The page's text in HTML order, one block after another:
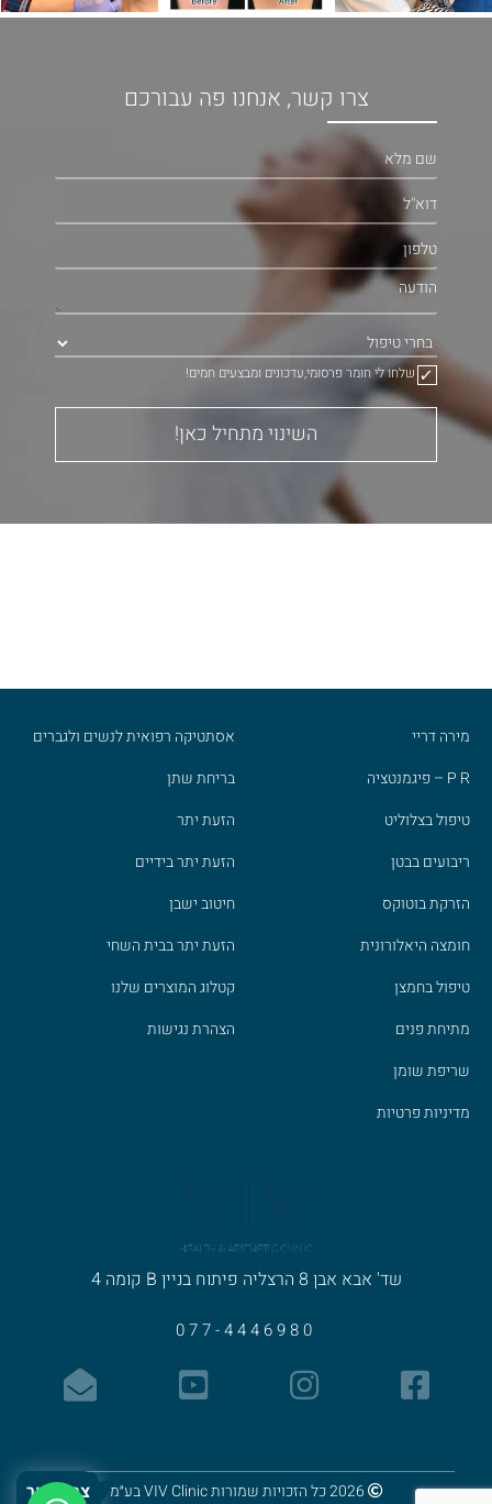
צרו קשר
צרו קשר, אנחנו פה עבורכם
שלחו לי חומר פרסומי,עדכונים ומבצעים חמים!
אסתטיקה רפואית לנשים ולגברים
בריחת שתן
הזעת יתר
הזעת יתר בידיים
חיטוב ישבן
הזעת יתר בבית השחי
קטלוג המוצרים שלנו
הצהרת נגישות
מירה דריי
P R – פיגמנטציה
טיפול בצלוליט
ריבועים בבטן
הזרקת בוטוקס
חומצה היאלורונית
טיפול בחמצן
מתיחת פנים
שריפת שומן
מדיניות פרטיות
שד' אבא אבן 8 הרצליה פיתוחבניין B קומה 4
077-4446980